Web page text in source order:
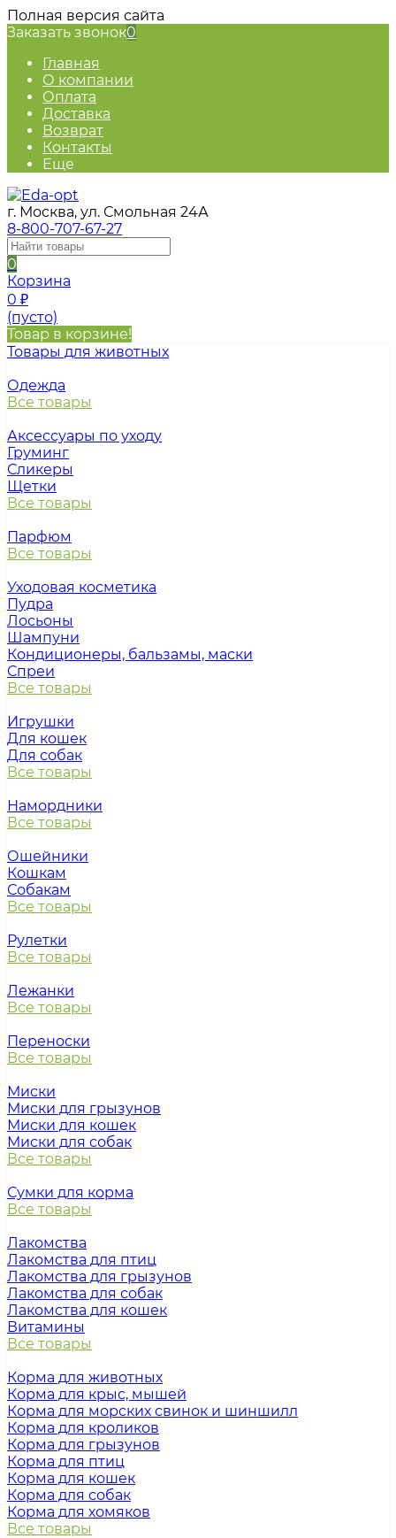
Полная версия сайта
Заказать звонок0
Главная
О компании
Оплата
Доставка
Возврат
Контакты
Еще
г. Москва, ул. Смольная 24А
8-800-707-67-27
0
Корзина
0 ₽
(пусто)
Товар в корзине!
Товары для животных
Одежда
Все товары
Аксессуары по уходу
Груминг
Сликеры
Щетки
Все товары
Парфюм
Все товары
Уходовая косметика
Пудра
Лосьоны
Шампуни
Кондиционеры, бальзамы, маски
Спреи
Все товары
Игрушки
Для кошек
Для собак
Все товары
Намордники
Все товары
Ошейники
Кошкам
Собакам
Все товары
Рулетки
Все товары
Лежанки
Все товары
Переноски
Все товары
Миски
Миски для грызунов
Миски для кошек
Миски для собак
Все товары
Сумки для корма
Все товары
Лакомства
Лакомства для птиц
Лакомства для грызунов
Лакомства для собак
Лакомства для кошек
Витамины
Все товары
Корма для животных
Корма для крыс, мышей
Корма для морских свинок и шиншилл
Корма для кроликов
Корма для грызунов
Корма для птиц
Корма для кошек
Корма для собак
Корма для хомяков
Все товары